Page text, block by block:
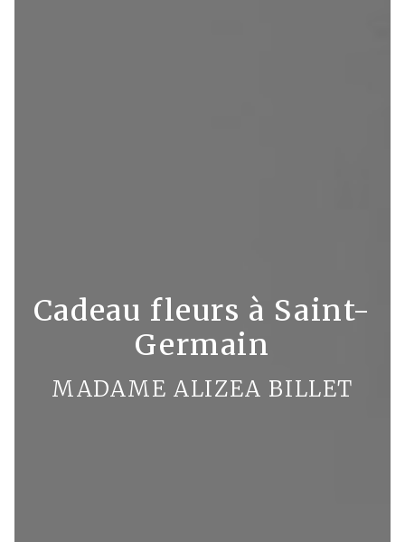
Cadeau fleurs à Saint-
Germain
MADAME ALIZEA BILLET